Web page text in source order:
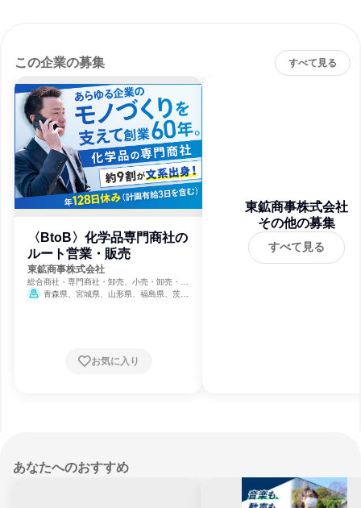
この企業の募集 すべて見る
〈BtoB〉化学品専門商社の
ルート営業・販売
東鉱商事株式会社
総合商社・専門商社・卸売、小売・卸売・商
社
青森県、宮城県、山形県、福島県、茨城
お気に入り
東鉱商事株式会社
その他の募集
すべて見る
あなたへのおすすめ